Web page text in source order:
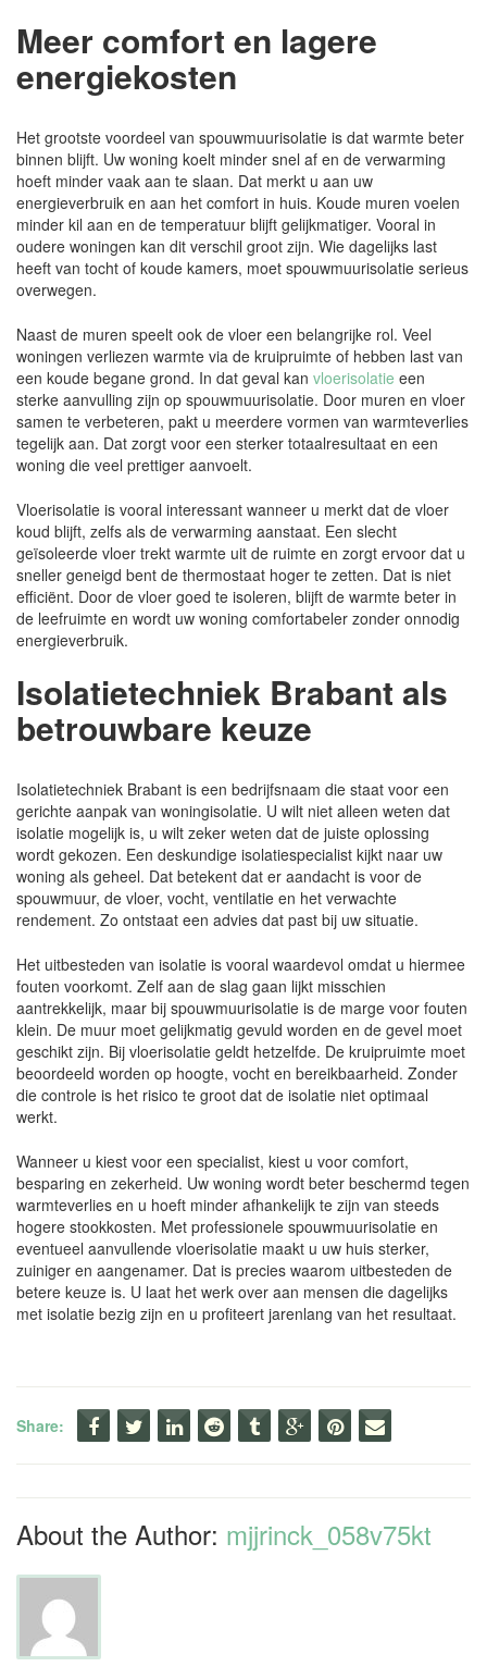
Meer comfort en lagere
energiekosten
Het grootste voordeel van spouwmuurisolatie is dat warmte beter
binnen blijft. Uw woning koelt minder snel af en de verwarming
hoeft minder vaak aan te slaan. Dat merkt u aan uw
energieverbruik en aan het comfort in huis. Koude muren voelen
minder kil aan en de temperatuur blijft gelijkmatiger. Vooral in
oudere woningen kan dit verschil groot zijn. Wie dagelijks last
heeft van tocht of koude kamers, moet spouwmuurisolatie serieus
overwegen.
Naast de muren speelt ook de vloer een belangrijke rol. Veel
woningen verliezen warmte via de kruipruimte of hebben last van
een koude begane grond. In dat geval kan vloerisolatie een
sterke aanvulling zijn op spouwmuurisolatie. Door muren en vloer
samen te verbeteren, pakt u meerdere vormen van warmteverlies
tegelijk aan. Dat zorgt voor een sterker totaalresultaat en een
woning die veel prettiger aanvoelt.
Vloerisolatie is vooral interessant wanneer u merkt dat de vloer
koud blijft, zelfs als de verwarming aanstaat. Een slecht
geïsoleerde vloer trekt warmte uit de ruimte en zorgt ervoor dat u
sneller geneigd bent de thermostaat hoger te zetten. Dat is niet
efficiënt. Door de vloer goed te isoleren, blijft de warmte beter in
de leefruimte en wordt uw woning comfortabeler zonder onnodig
energieverbruik.
Isolatietechniek Brabant als
betrouwbare keuze
Isolatietechniek Brabant is een bedrijfsnaam die staat voor een
gerichte aanpak van woningisolatie. U wilt niet alleen weten dat
isolatie mogelijk is, u wilt zeker weten dat de juiste oplossing
wordt gekozen. Een deskundige isolatiespecialist kijkt naar uw
woning als geheel. Dat betekent dat er aandacht is voor de
spouwmuur, de vloer, vocht, ventilatie en het verwachte
rendement. Zo ontstaat een advies dat past bij uw situatie.
Het uitbesteden van isolatie is vooral waardevol omdat u hiermee
fouten voorkomt. Zelf aan de slag gaan lijkt misschien
aantrekkelijk, maar bij spouwmuurisolatie is de marge voor fouten
klein. De muur moet gelijkmatig gevuld worden en de gevel moet
geschikt zijn. Bij vloerisolatie geldt hetzelfde. De kruipruimte moet
beoordeeld worden op hoogte, vocht en bereikbaarheid. Zonder
die controle is het risico te groot dat de isolatie niet optimaal
werkt.
Wanneer u kiest voor een specialist, kiest u voor comfort,
besparing en zekerheid. Uw woning wordt beter beschermd tegen
warmteverlies en u hoeft minder afhankelijk te zijn van steeds
hogere stookkosten. Met professionele spouwmuurisolatie en
eventueel aanvullende vloerisolatie maakt u uw huis sterker,
zuiniger en aangenamer. Dat is precies waarom uitbesteden de
betere keuze is. U laat het werk over aan mensen die dagelijks
met isolatie bezig zijn en u profiteert jarenlang van het resultaat.
Share:
About the Author: mjjrinck_058v75kt